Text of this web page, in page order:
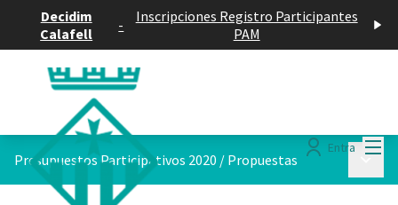
Decidim
Calafell
-
Inscripciones Registro Participantes
PAM
Entra
Presupuestos Participativos 2020 / Propuestas